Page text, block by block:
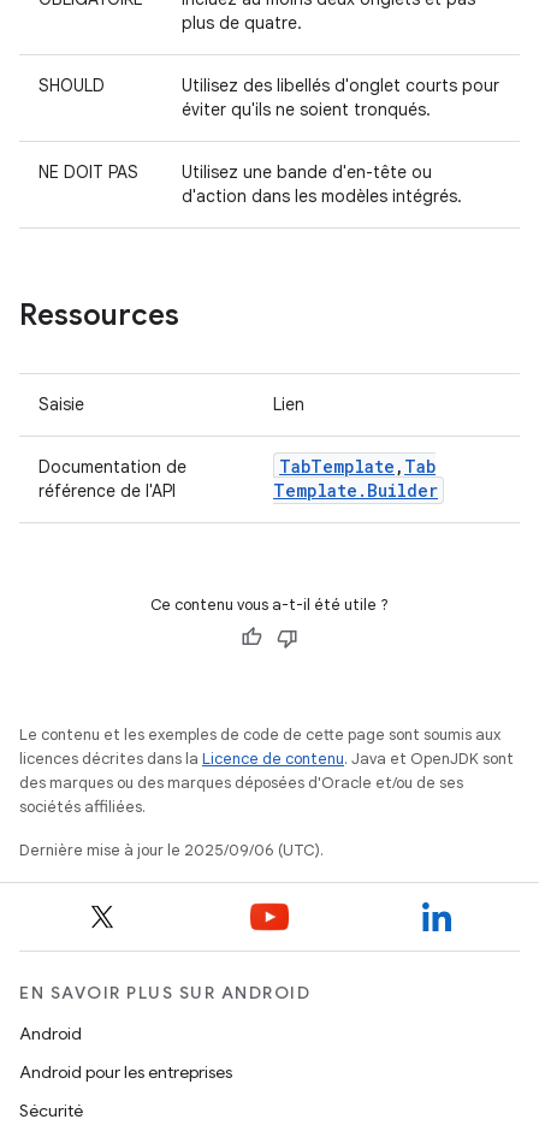
plus de quatre.
SHOULD
Utilisez des libellés d'onglet courts pour
éviter qu'ils ne soient tronqués.
NE DOIT PAS
Utilisez une bande d'en-tête ou
d'action dans les modèles intégrés.
Ressources
Saisie Lien
Documentation de
référence de l'API
TabTemplate , Tab
Template . Builder
Ce contenu vous a-t-il été utile ?
Le contenu et les exemples de code de cette page sont soumis aux
licences décrites dans la Licence de contenu. Java et OpenJDK sont
des marques ou des marques déposées d'Oracle et/ou de ses
sociétés affiliées.
Dernière mise à jour le 2025/09/06 (UTC).
EN SAVOIR PLUS SUR ANDROID
Android
Android pour les entreprises
Sécurité